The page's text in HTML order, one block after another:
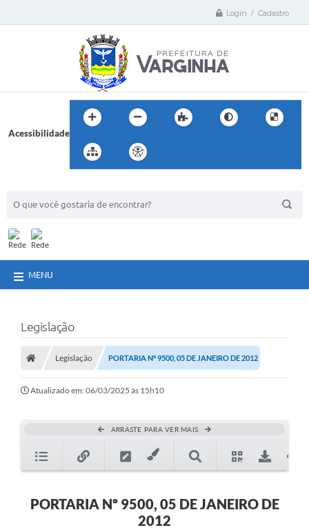
Login / Cadastro
Acessibilidade
MENU
Legislação
Legislação PORTARIA Nº 9500, 05 DE JANEIRO DE 2012
Atualizado em: 06/03/2025 às 15h10
ARRASTE PARA VER MAIS
PORTARIA Nº 9500, 05 DE JANEIRO DE
2012